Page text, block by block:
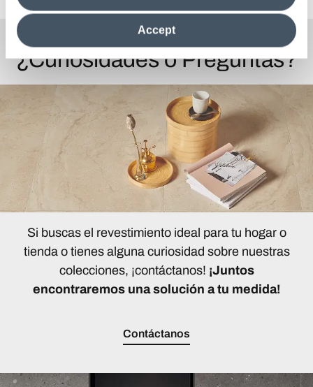
clicking on "Reject", it will be possible tocontinue browsing
the site after installing only technical cookies. For more
information see the
Cookie Policy
Accept
¿Curiosidades o Preguntas?
Si buscas el revestimiento ideal para tu hogar o
tienda o tienes alguna curiosidad sobre nuestras
colecciones, ¡contáctanos! ¡Juntos
encontraremos una solución a tu medida!
Contáctanos